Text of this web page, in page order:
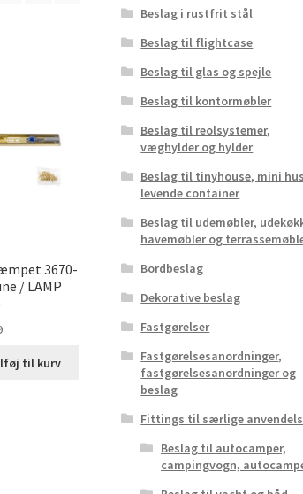
3670-
/ LAMP
til kurv
Beslag i rustfrit stål
Beslag til flightcase
Beslag til glas og spejle
Beslag til kontormøbler
Beslag til reolsystemer,
væghylder og hylder
Beslag til tinyhouse, mini
levende container
Beslag til udemøbler,
havemøbler og
Bordbeslag
Dekorative beslag
Fastgørelser
Fastgørelsesanordninger,
fastgørelsesanordninger og
beslag
Fittings til særlige
Beslag til autocamper,
campingvogn,